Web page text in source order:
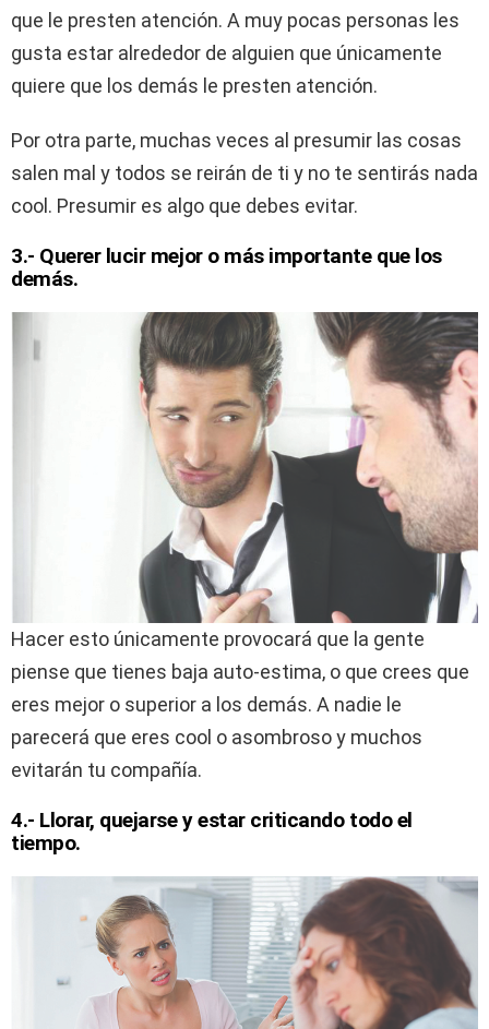
que le presten atención. A muy pocas personas les
gusta estar alrededor de alguien que únicamente
quiere que los demás le presten atención.
Por otra parte, muchas veces al presumir las cosas
salen mal y todos se reirán de ti y no te sentirás nada
cool. Presumir es algo que debes evitar.
3.- Querer lucir mejor o más importante que los
demás.
Hacer esto únicamente provocará que la gente
piense que tienes baja auto-estima, o que crees que
eres mejor o superior a los demás. A nadie le
parecerá que eres cool o asombroso y muchos
evitarán tu compañía.
4.- Llorar, quejarse y estar criticando todo el
tiempo.